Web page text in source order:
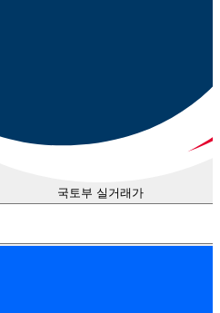
국토부 실거래가